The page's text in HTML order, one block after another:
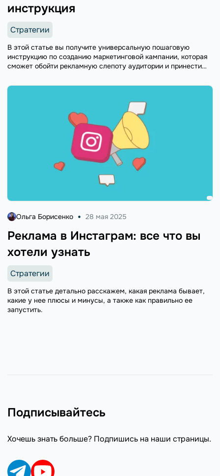
инструкция
Стратегии
В этой статье вы получите универсальную пошаговую
инструкцию по созданию маркетинговой кампании, которая
сможет обойти рекламную слепоту аудитории и принести
Реклама в Инстаграм: все что вы
хотели узнать
Ольга Борисенко 28 мая 2025
Стратегии
В этой статье детально расскажем, какая реклама бывает,
какие у нее плюсы и минусы, а также как правильно ее
запустить.
Подписывайтесь
Хочешь знать больше? Подпишись на наши страницы.